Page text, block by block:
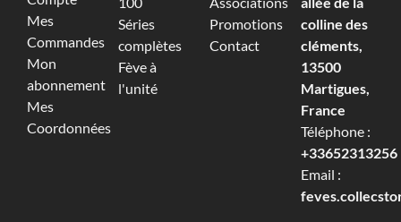
Mes
Commandes
Mon
abonnement
Mes
Coordonnées
Séries
complètes
Fève à
l'unité
Promotions
Contact
colline des
cléments,
13500
Martigues,
France
Téléphone :
+33652313256‬
Email :